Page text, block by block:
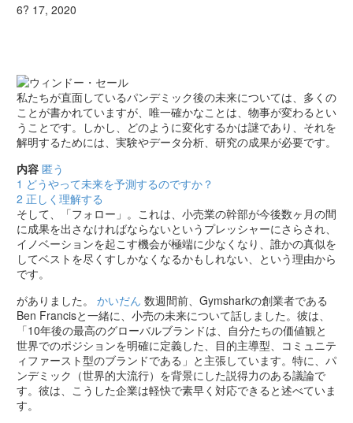
6? 17, 2020
私たちが直面しているパンデミック後の未来については、多くの
ことが書かれていますが、唯一確かなことは、物事が変わるとい
うことです。しかし、どのように変化するかは謎であり、それを
解明するためには、実験やデータ分析、研究の成果が必要です。
内容 匿う
1 どうやって未来を予測するのですか？
2 正しく理解する
そして、「フォロー」。これは、小売業の幹部が今後数ヶ月の間
に成果を出さなければならないというプレッシャーにさらされ、
イノベーションを起こす機会が極端に少なくなり、誰かの真似を
してベストを尽くすしかなくなるかもしれない、という理由から
です。
がありました。 かいだん 数週間前、Gymsharkの創業者である
Ben Francisと一緒に、小売の未来について話しました。彼は、
「10年後の最高のグローバルブランドは、自分たちの価値観と
世界でのポジションを明確に定義した、目的主導型、コミュニテ
ィファースト型のブランドである」と主張しています。特に、パ
ンデミック（世界的大流行）を背景にした説得力のある議論で
す。彼は、こうした企業は軽快で素早く対応できると述べていま
す。